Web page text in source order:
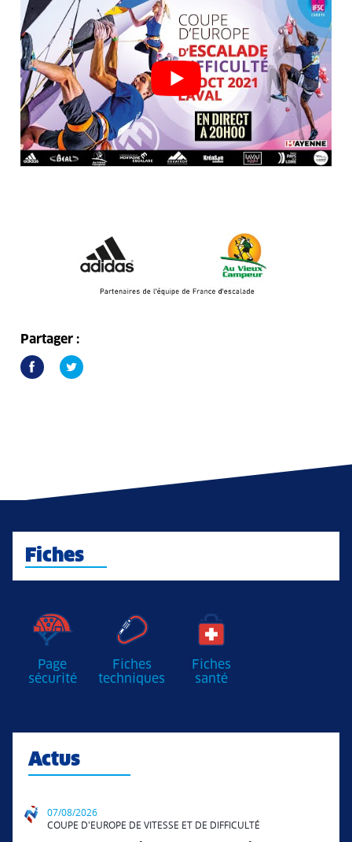
Partager :
Fiches
Page
sécurité
Fiches
techniques
Fiches
santé
Actus
07/08/2026
COUPE D'EUROPE DE VITESSE ET DE DIFFICULTÉ